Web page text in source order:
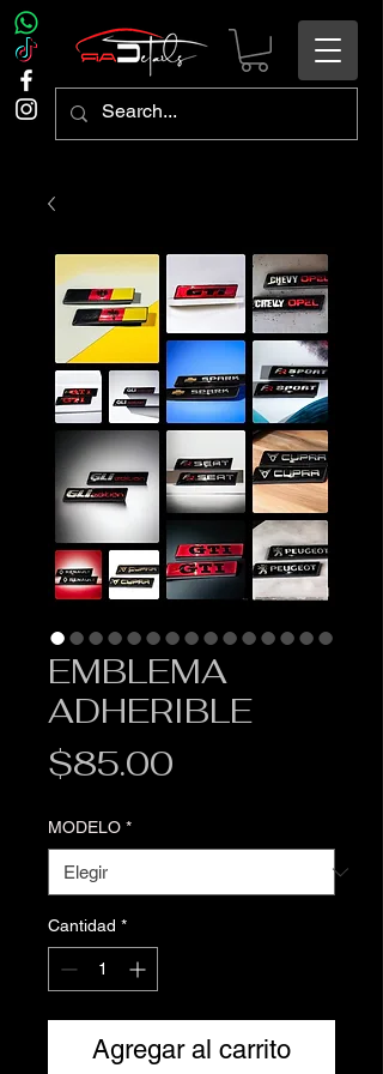
EMBLEMA
ADHERIBLE
$85.00
MODELO *
Cantidad *
Agregar al carrito